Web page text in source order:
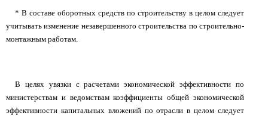
* В составе оборотных средств по строительству в целом следует
учитывать изменение незавершенного строительства по строительно-
монтажным работам.
В целях увязки с расчетами экономической эффективности по
министерствам и ведомствам коэффициенты общей экономической
эффективности капитальных вложений по отрасли в целом следует